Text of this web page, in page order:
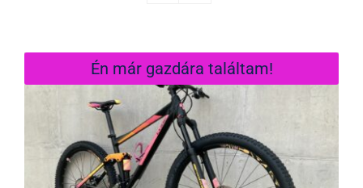
Én már gazdára találtam!
CUBE Sting Wls 120 PRO 29”
Full XT